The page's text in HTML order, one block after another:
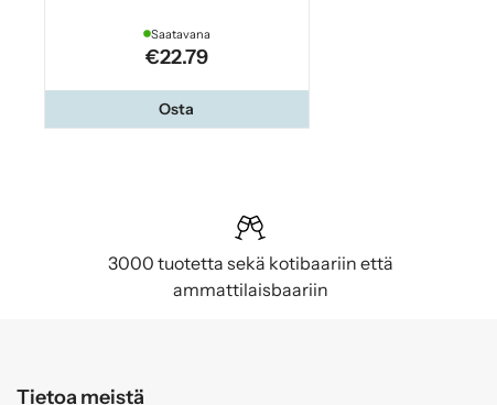
Saatavana
€22.79
Osta
3000 tuotetta sekä kotibaariin että
ammattilaisbaariin
Tietoa meistä